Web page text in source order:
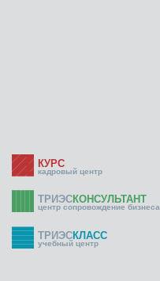
КУРС
кадровый центр
ТРИЭСКОНСУЛЬТАНТ
центр сопровождение бизнеса
ТРИЭСКЛАСС
учебный центр